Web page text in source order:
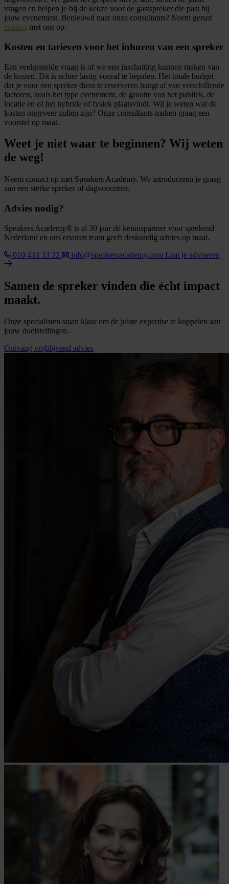
vragen en helpen je bij de keuze voor de gastspreker die past bij
jouw evenement. Benieuwd naar onze consultants? Neem gerust
contact met ons op.
Kosten en tarieven voor het inhuren van een spreker
Een veelgestelde vraag is of we een inschatting kunnen maken van
de kosten. Dit is echter lastig vooraf te bepalen. Het totale budget
dat je voor een spreker dient te reserveren hangt af van verschillende
factoren, zoals het type evenement, de grootte van het publiek, de
locatie en of het hybride of fysiek plaatsvindt. Wil je weten wat de
kosten ongeveer zullen zijn? Onze consultants maken graag een
voorstel op maat.
Weet je niet waar te beginnen? Wij weten
de weg!
Neem contact op met Speakers Academy. We introduceren je graag
aan een sterke spreker of dagvoorzitter.
Advies nodig?
Speakers Academy® is al 30 jaar dé kennispartner voor sprekend
Nederland en ons ervaren team geeft deskundig advies op maat.
010 433 33 22
info@speakersacademy.com Laat je adviseren
Samen de spreker vinden die écht impact
maakt.
Onze specialisten staan klaar om de juiste expertise te koppelen aan
jouw doelstellingen.
Ontvang vrijblijvend advies